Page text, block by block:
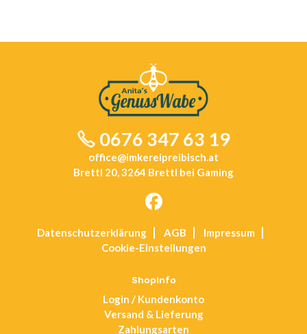
0676 347 63 19
office@imkereipreibisch.at
Brettl 20, 3264 Brettl bei Gaming
a
tab
Datenschutz­erklärung AGB
Impressum
Cookie-Einstellungen
Shopinfo
Login / Kundenkonto
Versand & Lieferung
Zahlungsarten